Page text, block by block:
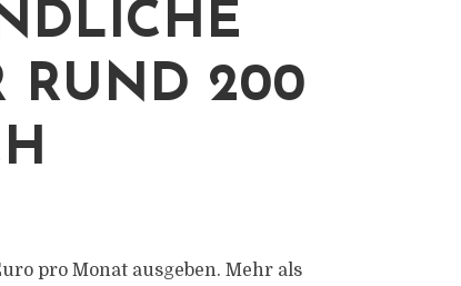
RUND 200
pro Monat ausgeben. Mehr als